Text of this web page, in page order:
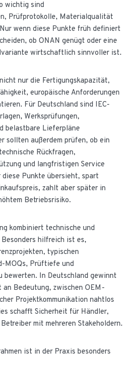
wichtig sind
Prüfprotokolle, Materialqualität
wenn diese Punkte früh definiert
ob ONAN genügt oder eine
wirtschaftlich sinnvoller ist.
nur die Fertigungskapazität,
europäische Anforderungen
Für Deutschland sind IEC-
Werksprüfungen,
belastbare Lieferpläne
sollten außerdem prüfen, ob ein
Rückfragen,
und langfristigen Service
Punkte übersieht, spart
zahlt aber später in
Betriebsrisiko.
kombiniert technische und
hilfreich ist es,
typischen
MOQs, Prüftiefe und
bewerten. In Deutschland gewinnt
Bedeutung, zwischen OEM-
Projektkommunikation nahtlos
schafft Sicherheit für Händler,
mit mehreren Stakeholdern.
ist in der Praxis besonders